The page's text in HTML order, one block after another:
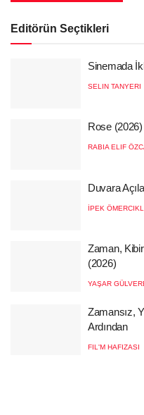
Editörün Seçtikleri
Sinemada
SELIN TANYERI
Rose (2026)
RABIA ELIF
Duvara
İPEK
Zaman,
(2026)
YAŞAR
Zamansız,
Ardından
FIL'M HAFIZASI